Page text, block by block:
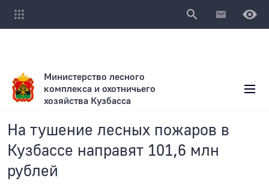
Министерство лесного
комплекса и охотничьего
хозяйства Кузбасса
На тушение лесных пожаров в
Кузбассе направят 101,6 млн
рублей